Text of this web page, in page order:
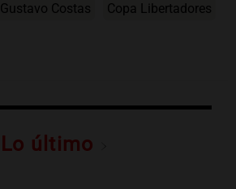
Gustavo Costas Copa Libertadores
Lo último